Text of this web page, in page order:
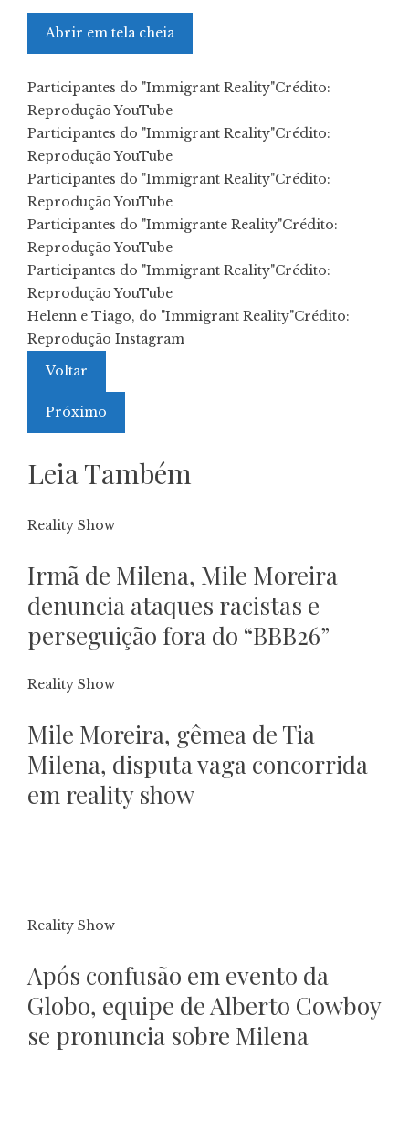
Abrir em tela cheia
Participantes do "Immigrant Reality"Crédito:
Reprodução YouTube
Participantes do "Immigrant Reality"Crédito:
Reprodução YouTube
Participantes do "Immigrant Reality"Crédito:
Reprodução YouTube
Participantes do "Immigrante Reality"Crédito:
Reprodução YouTube
Participantes do "Immigrant Reality"Crédito:
Reprodução YouTube
Helenn e Tiago, do "Immigrant Reality"Crédito:
Reprodução Instagram
Voltar
Próximo
Leia Também
Reality Show
Irmã de Milena, Mile Moreira
denuncia ataques racistas e
perseguição fora do “BBB26”
Reality Show
Mile Moreira, gêmea de Tia
Milena, disputa vaga concorrida
em reality show
Reality Show
Após confusão em evento da
Globo, equipe de Alberto Cowboy
se pronuncia sobre Milena